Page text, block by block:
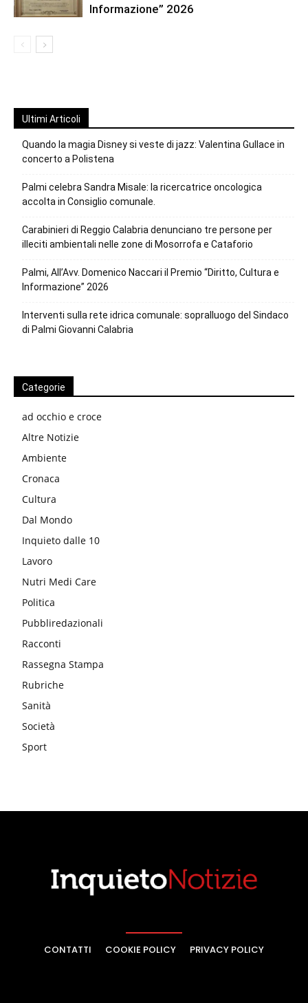
Informazione” 2026
Ultimi Articoli
Quando la magia Disney si veste di jazz: Valentina Gullace in
concerto a Polistena
Palmi celebra Sandra Misale: la ricercatrice oncologica
accolta in Consiglio comunale.
Carabinieri di Reggio Calabria denunciano tre persone per
illeciti ambientali nelle zone di Mosorrofa e Cataforio
Palmi, All’Avv. Domenico Naccari il Premio “Diritto, Cultura e
Informazione” 2026
Interventi sulla rete idrica comunale: sopralluogo del Sindaco
di Palmi Giovanni Calabria
Categorie
ad occhio e croce
Altre Notizie
Ambiente
Cronaca
Cultura
Dal Mondo
Inquieto dalle 10
Lavoro
Nutri Medi Care
Politica
Pubbliredazionali
Racconti
Rassegna Stampa
Rubriche
Sanità
Società
Sport
CONTATTI COOKIE POLICY PRIVACY POLICY